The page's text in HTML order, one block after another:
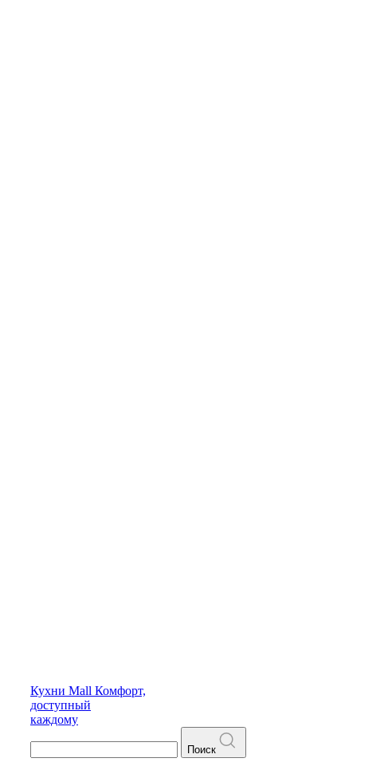
Кухни Mall Комфорт,
доступный
каждому
Поиск